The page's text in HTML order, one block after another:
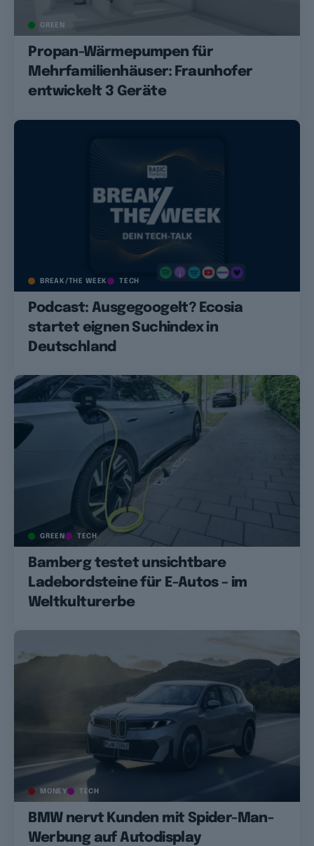
GREEN
Propan-Wärmepumpen für
Mehrfamilienhäuser: Fraunhofer
entwickelt 3 Geräte
BREAK/THE WEEK TECH
Podcast: Ausgegoogelt? Ecosia
startet eignen Suchindex in
Deutschland
GREEN TECH
Bamberg testet unsichtbare
Ladebordsteine für E-Autos – im
Weltkulturerbe
MONEY TECH
BMW nervt Kunden mit Spider-Man-
Werbung auf Autodisplay